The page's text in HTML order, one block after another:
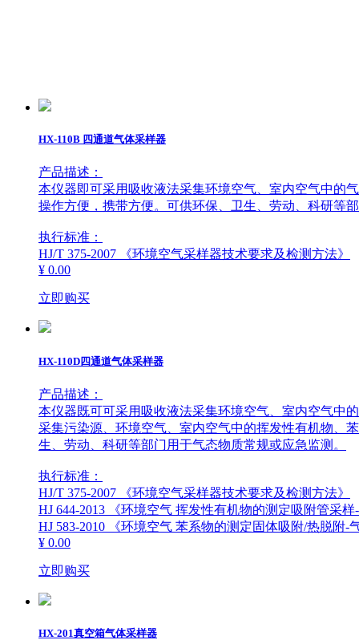
首页
产品中心
采样管系列
移动电源
其他
解决方案
关于我们
联系我们
HX-110B 四通道气体采样器
产品描述：
本仪器即可采用吸收液法采集环境空气、室内空气中的
操作方便，携带方便。可供环保、卫生、劳动、科研等
执行标准：
HJ/T 375-2007 《环境空气采样器技术要求及检测方法》
¥ 0.00
立即购买
HX-110D四通道气体采样器
产品描述：
本仪器既可可采用吸收液法采集环境空气、室内空气中
采集污染源、环境空气、室内空气中的挥发性有机物、
生、劳动、科研等部门用于气态物质常规或应急监测。
执行标准：
HJ/T 375-2007 《环境空气采样器技术要求及检测方法》
HJ 644-2013 《环境空气 挥发性有机物的测定吸附管采
HJ 583-2010 《环境空气 苯系物的测定固体吸附/热脱附-
¥ 0.00
立即购买
HX-201真空箱气体采样器